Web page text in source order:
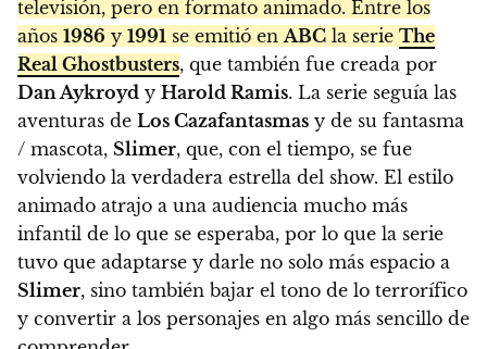
televisión, pero en formato animado. Entre los
años 1986 y 1991 se emitió enABC la serie The
Real Ghostbusters, que también fue creada por
Dan Aykroyd y Harold Ramis. La serie seguía las
aventuras de Los Cazafantasmas y de su fantasma
/ mascota, Slimer, que, con el tiempo, se fue
volviendo la verdadera estrella del show. El estilo
animado atrajo a una audiencia mucho más
infantil de lo que se esperaba, por lo que la serie
tuvo que adaptarse y darle no solo más espacio a
Slimer, sino también bajar el tono de lo terrorífico
y convertir a los personajes en algo más sencillo de